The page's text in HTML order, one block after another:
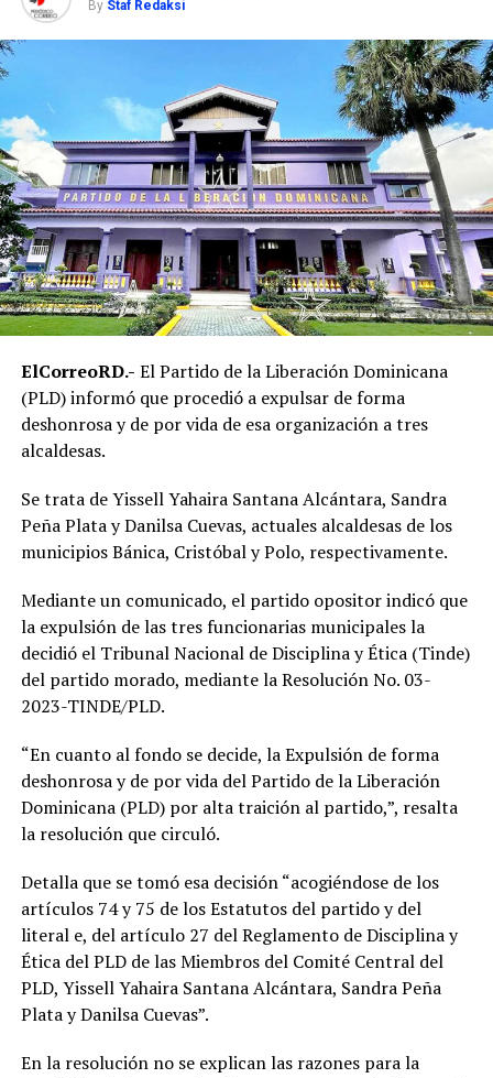
By Staf Redaksi
ElCorreoRD.- El Partido de la Liberación Dominicana
(PLD) informó que procedió a expulsar de forma
deshonrosa y de por vida de esa organización a tres
alcaldesas.
Se trata de Yissell Yahaira Santana Alcántara, Sandra
Peña Plata y Danilsa Cuevas, actuales alcaldesas de los
municipios Bánica, Cristóbal y Polo, respectivamente.
Mediante un comunicado, el partido opositor indicó que
la expulsión de las tres funcionarias municipales la
decidió el Tribunal Nacional de Disciplina y Ética (Tinde)
del partido morado, mediante la Resolución No. 03-
2023-TINDE/PLD.
“En cuanto al fondo se decide, la Expulsión de forma
deshonrosa y de por vida del Partido de la Liberación
Dominicana (PLD) por alta traición al partido,”, resalta
la resolución que circuló.
Detalla que se tomó esa decisión “acogiéndose de los
artículos 74 y 75 de los Estatutos del partido y del
literal e, del artículo 27 del Reglamento de Disciplina y
Ética del PLD de las Miembros del Comité Central del
PLD, Yissell Yahaira Santana Alcántara, Sandra Peña
Plata y Danilsa Cuevas”.
En la resolución no se explican las razones para la